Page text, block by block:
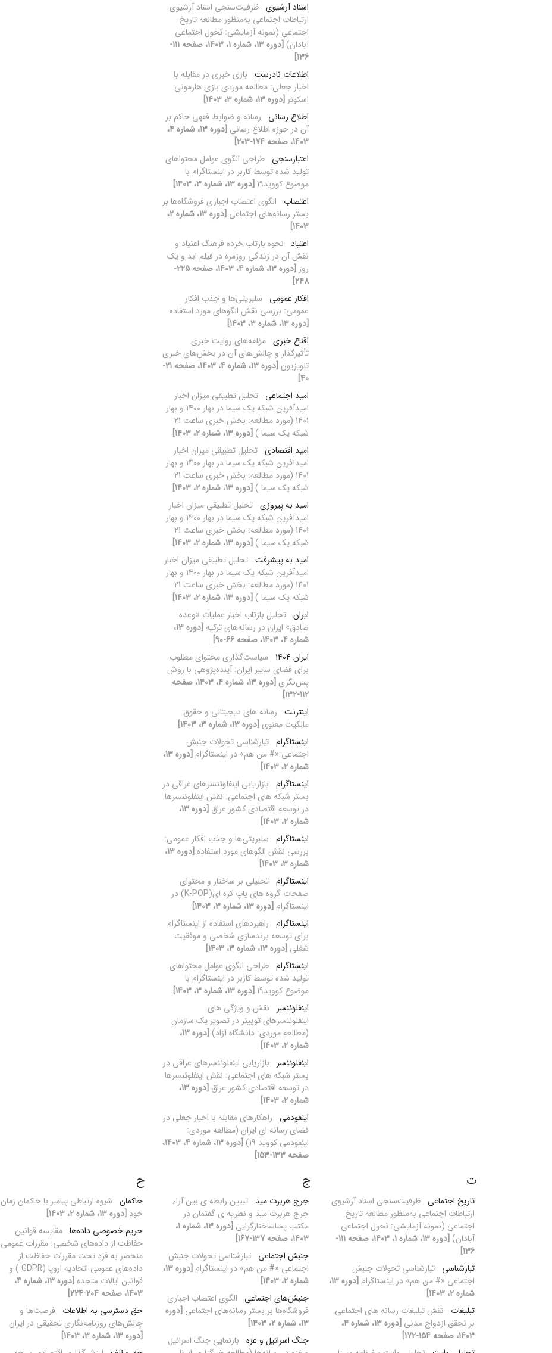
اسناد آرشیوی ظرفیت‌سنجی اسناد آرشیوی
ارتباطات اجتماعی به‌منظور مطالعه تاریخ
اجتماعی (نمونه آزمایشی: تحول اجتماعی
آبادان)
[دوره 13، شماره 1، 1403، صفحه 111-
136]
اطلاعات نادرست بازی خبری در مقابله با
اخبار جعلی: مطالعه موردی بازی هارمونی
اسکوئر [دوره 13، شماره 3، 1403]
اطلاع رسانی
رسانه و ضوابط فقهی حاکم بر
آن در حوزه اطلاع رسانی
[دوره 13، شماره 4،
1403، صفحه 174-203]
اعتبارسنجی طراحی الگوی عوامل محتواهای
تولید شده توسط کاربر در اینستاگرام با
موضوع کووید19
[دوره 13، شماره 3، 1403]
اعتصاب
الگوی اعتصاب اجباری فروشگاه‌ها بر
بستر رسانه‌های اجتماعی
[دوره 13، شماره 2،
1403]
اعتیاد نحوه بازتاب خرده فرهنگ اعتیاد و
نقش آن در زندگی روزمره در فیلم ابد و یک
روز
[دوره 13، شماره 4، 1403، صفحه 225-
248]
افکار عمومی
سلبریتی‌ها و جذب افکار
عمومی: بررسی نقش الگوهای مورد استفاده
[دوره 13، شماره 3، 1403]
اقناع خبری مؤلفه‌های روایت خبری
تأثیرگذار و چالش‌های آن در بخش‌های خبری
تلویزیون
[دوره 13، شماره 4، 1403، صفحه 21-
40]
امید اجتماعی تحلیل تطبیقی میزان اخبار
امیدآفرین ‌شبکه یک سیما در بهار 1400 و بهار
1401 (مورد مطالعه: بخش خبری ساعت 21
شبکه یک سیما ) [دوره 13، شماره 2، 1403]
امید اقتصادی تحلیل تطبیقی میزان اخبار
امیدآفرین ‌شبکه یک سیما در بهار 1400 و بهار
1401 (مورد مطالعه: بخش خبری ساعت 21
شبکه یک سیما ) [دوره 13، شماره 2، 1403]
امید به پیروزی تحلیل تطبیقی میزان اخبار
امیدآفرین ‌شبکه یک سیما در بهار 1400 و بهار
1401 (مورد مطالعه: بخش خبری ساعت 21
شبکه یک سیما ) [دوره 13، شماره 2، 1403]
امید به پیشرفت تحلیل تطبیقی میزان اخبار
امیدآفرین ‌شبکه یک سیما در بهار 1400 و بهار
1401 (مورد مطالعه: بخش خبری ساعت 21
شبکه یک سیما ) [دوره 13، شماره 2، 1403]
ایران تحلیل بازتاب اخبار عملیات «وعده
صادق» ایران در رسانه‌های ترکیه
[دوره 13،
شماره 4، 1403، صفحه 66-90]
ایران ۱۴۰۴
سیاست‌گذاری محتوای مطلوب
برای فضای سایبر ایران: آینده‌پژوهی با روش
پس‌نگری
[دوره 13، شماره 4، 1403، صفحه
112-132]
اینترنت رسانه های دیجیتالی و حقوق
مالکیت معنوی [دوره 13، شماره 3، 1403]
اینستاگرام تبارشناسی تحولات جنبش
اجتماعی «# من هم» در اینستاگرام
[دوره 13،
شماره 2، 1403]
اینستاگرام بازاریابی اینفلوئنسرهای عراقی در
بستر شبکه های اجتماعی: نقش اینفلوئنسرها
در توسعه اقتصادی کشور عراق
[دوره 13،
شماره 2، 1403]
اینستاگرام سلبریتی‌ها و جذب افکار عمومی:
بررسی نقش الگوهای مورد استفاده
[دوره 13،
شماره 3، 1403]
اینستاگرام تحلیلی بر ساختار و محتوای
صفحات گروه های پاپ کره ای(K-POP) در
اینستاگرام [دوره 13، شماره 3، 1403]
اینستاگرام راهبردهای استفاده از اینستاگرام
برای توسعه برندسازی شخصی و موفقیت
شغلی [دوره 13، شماره 3، 1403]
اینستاگرام طراحی الگوی عوامل محتواهای
تولید شده توسط کاربر در اینستاگرام با
موضوع کووید19
[دوره 13، شماره 3، 1403]
اینفلوئنسر
نقش و ویژگی های
اینفلوئنسرهای توییتر در تصویر یک سازمان
(مطالعه موردی: دانشگاه آزاد)
[دوره 13،
شماره 2، 1403]
اینفلوئنسر
بازاریابی اینفلوئنسرهای عراقی در
بستر شبکه های اجتماعی: نقش اینفلوئنسرها
در توسعه اقتصادی کشور عراق
[دوره 13،
شماره 2، 1403]
اینفودمی
راهکارهای مقابله با اخبار جعلی در
فضای رسانه ای ایران (مطالعه موردی:
اینفودمی کووید 19)
[دوره 13، شماره 4، 1403،
صفحه 133-153]
ت
تاریخ اجتماعی ظرفیت‌سنجی اسناد آرشیوی
ارتباطات اجتماعی به‌منظور مطالعه تاریخ
اجتماعی (نمونه آزمایشی: تحول اجتماعی
آبادان)
[دوره 13، شماره 1، 1403، صفحه 111-
136]
تبارشناسی تبارشناسی تحولات جنبش
اجتماعی «# من هم» در اینستاگرام
[دوره 13،
شماره 2، 1403]
تبلیغات
نقش تبلیغات رسانه های اجتماعی
بر تحقق ازدواج مدنی
[دوره 13، شماره 4،
1403، صفحه 154-172]
ج
جرج هربرت مید تبیین رابطه ی بین آراء
جرج هربرت مید و نظریه ی گفتمان در
مکتب پساساختارگرایی
[دوره 13، شماره 1،
1403، صفحه 137-167]
جنبش اجتماعی تبارشناسی تحولات جنبش
اجتماعی «# من هم» در اینستاگرام
[دوره 13،
شماره 2، 1403]
جنبش‌های اجتماعی
الگوی اعتصاب اجباری
فروشگاه‌ها بر بستر رسانه‌های اجتماعی [دوره
13، شماره 2، 1403]
جنگ اسرائیل و غزه بازنمایی جنگ اسرائیل
ح
حاکمان شیوه ارتباطی پیامبر با حاکمان زمان
خود [دوره 13، شماره 2، 1403]
حریم خصوصی داده‌ها مقایسه قوانین
حفاظت از داده‌های شخصی: مقررات عمومی
منحصر به فرد تحت مقررات حفاظت از
داده‌های عمومی اتحادیه اروپا (GDPR ) و
قوانین ایالات متحده
[دوره 13، شماره 4،
1403، صفحه 204-224]
حق دسترسی به اطلاعات
فرصت‌ها و
چالش‌های روزنامه‌نگاری تحقیقی در ایران
[دوره 13، شماره 3، 1403]